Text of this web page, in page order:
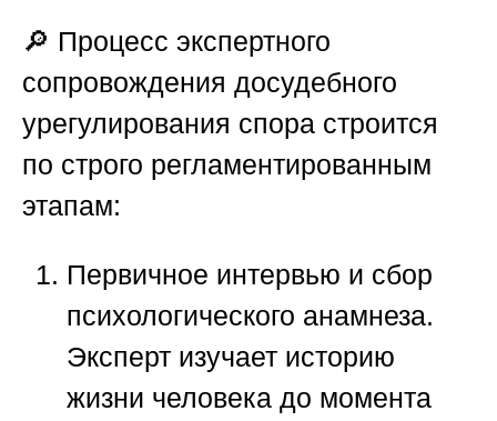
🔎 Процесс экспертного
сопровождения досудебного
урегулирования спора строится
по строго регламентированным
этапам:
Первичное интервью и сбор
психологического анамнеза.
Эксперт изучает историю
жизни человека до момента